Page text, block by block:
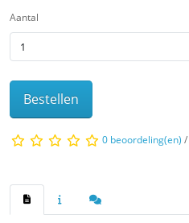
Aantal
Bestellen
0 beoordeling(en) /